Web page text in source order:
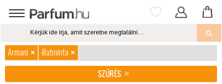
Armani
illatminta
SZŰRÉS